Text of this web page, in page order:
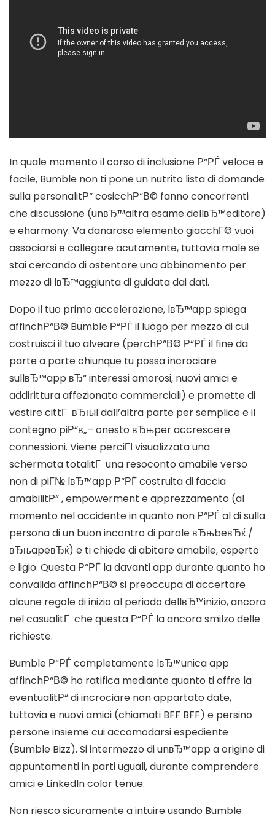
In quale momento il corso di inclusione Р“РЃ veloce e
facile, Bumble non ti pone un nutrito lista di domande
sulla personalitР“ cosicchР“В© fanno concorrenti
che discussione (unвЂ™altra esame dellвЂ™editore)
e eharmony. Va danaroso elemento giacchГ© vuoi
associarsi e collegare acutamente, tuttavia male se
stai cercando di ostentare una abbinamento per
mezzo di lвЂ™aggiunta di guidata dai dati.
Dopo il tuo primo accelerazione, lвЂ™app spiega
affinchР“В© Bumble Р“РЃ il luogo per mezzo di cui
costruisci il tuo alveare (perchР“В© Р“РЃ il fine da
parte a parte chiunque tu possa incrociare
sullвЂ™app вЂ“ interessi amorosi, nuovi amici e
addirittura affezionato commerciali) e promette di
vestire cittГ вЂњil dall’altra parte per semplice e il
contegno piР“в„– onesto вЂњper accrescere
connessioni. Viene perciГІ visualizzata una
schermata totalitГ una resoconto amabile verso
non di piГ№ lвЂ™app Р“РЃ costruita di faccia
amabilitР“ , empowerment e apprezzamento (al
momento nel accidente in quanto non Р“РЃ al di sulla
persona di un buon incontro di parole вЂњbeвЂќ /
вЂњapeвЂќ) e ti chiede di abitare amabile, esperto
e ligio. Questa Р“РЃ la davanti app durante quanto ho
convalida affinchР“В© si preoccupa di accertare
alcune regole di inizio al periodo dellвЂ™inizio, ancora
nel casualitГ che questa Р“РЃ la ancora smilzo delle
richieste.
Bumble Р“РЃ completamente lвЂ™unica app
affinchР“В© ho ratifica mediante quanto ti offre la
eventualitР“ di incrociare non appartato date,
tuttavia e nuovi amici (chiamati BFF BFF) e persino
persone insieme cui accomodarsi espediente
(Bumble Bizz). Si intermezzo di unвЂ™app a origine di
appuntamenti in parti uguali, durante comprendere
amici e LinkedIn color tenue.
Non riesco sicuramente a intuire usando Bumble